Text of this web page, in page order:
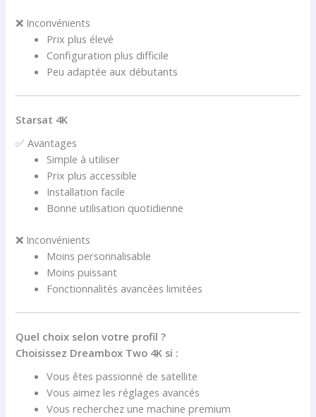
❌ Inconvénients
Prix plus élevé
Configuration plus difficile
Peu adaptée aux débutants
Starsat 4K
✅ Avantages
Simple à utiliser
Prix plus accessible
Installation facile
Bonne utilisation quotidienne
❌ Inconvénients
Moins personnalisable
Moins puissant
Fonctionnalités avancées limitées
Quel choix selon votre profil ?
Choisissez Dreambox Two 4K si :
Vous êtes passionné de satellite
Vous aimez les réglages avancés
Vous recherchez une machine premium